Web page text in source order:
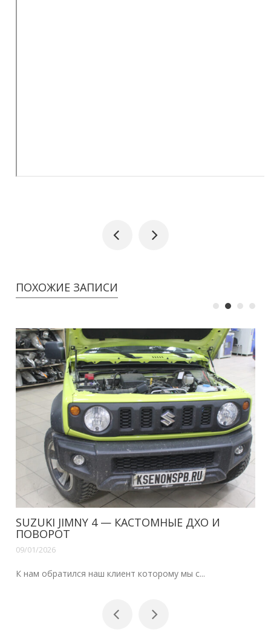
ПОХОЖИЕ ЗАПИСИ
SUZUKI JIMNY 4 — КАСТОМНЫЕ ДХО И
ПОВОРОТ
09/01/2026
К нам обратился наш клиент которому мы с...